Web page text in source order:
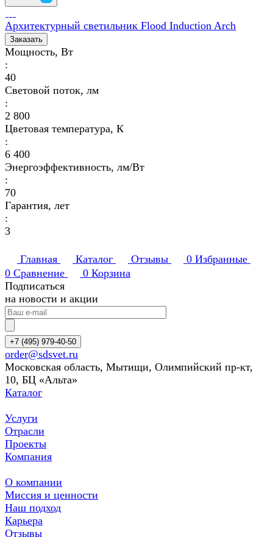
Архитектурный светильник Flood Induction Arch
Заказать
Мощность, Вт
:
40
Световой поток, лм
:
2 800
Цветовая температура, К
:
6 400
Энергоэффективность, лм/Вт
:
70
Гарантия, лет
:
3
Главная Каталог Отзывы 0 Избранные
0 Сравнение 0 Корзина
Подписаться
на новости и акции
+7 (495) 979-40-50
order@sdsvet.ru
Московская область, Мытищи, Олимпийский пр-кт,
10, БЦ «Альта»
Каталог
Услуги
Отрасли
Проекты
Компания
О компании
Миссия и ценности
Наш подход
Карьера
Отзывы